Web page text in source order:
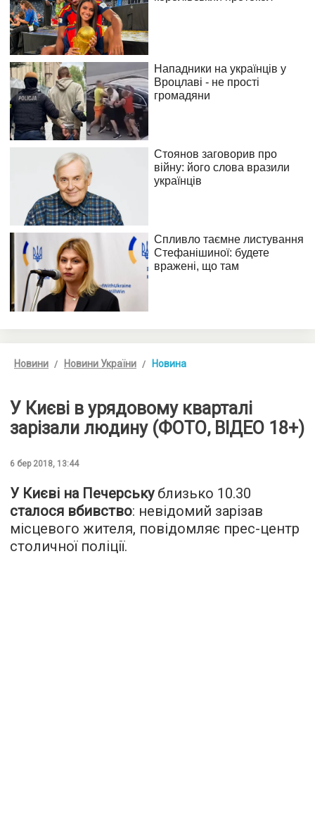
Новини Новини України Новина
У Києві в урядовому кварталі
зарізали людину (ФОТО, ВІДЕО 18+)
6 бер 2018, 13:44
У Києві на Печерськублизько 10.30
сталося вбивство: невідомий зарізав
місцевого жителя, повідомляє прес-центр
столичної поліції.